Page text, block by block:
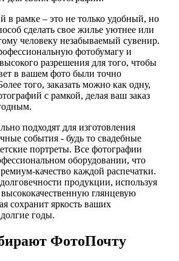
в рамке – это не только удобный, но
сделать свое жилье уютнее или
человеку незабываемый сувенир.
фотобумагу и
разрешения для того, чтобы
в вашем фото были точно
того, заказать можно как одну,
с рамкой, делая ваш заказ
подходят для изготовления
события - будь то свадебные
портреты. Все фотографии
оборудовании, что
качество каждой распечатки.
продукции, используя
высококачественную глянцевую
сохранит яркость ваших
годы.
ФотоПочту